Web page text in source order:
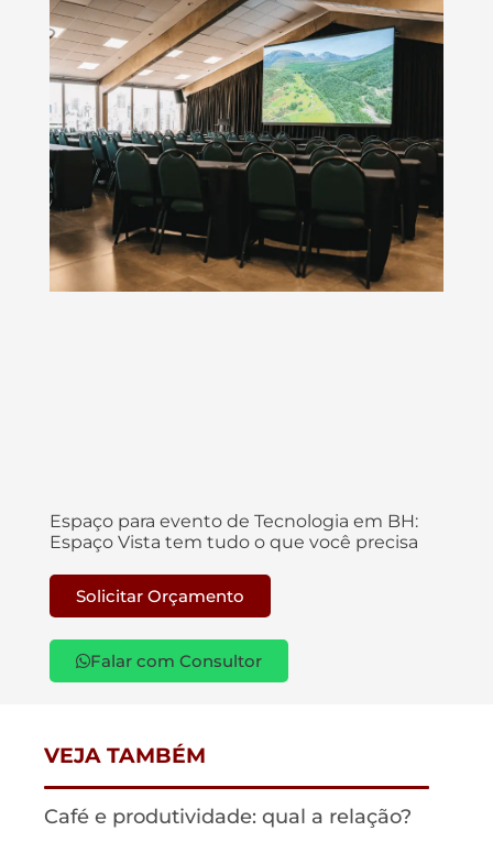
Espaço para evento de Tecnologia em BH:
Espaço Vista tem tudo o que você precisa
Solicitar Orçamento
Falar com Consultor
VEJA TAMBÉM
Café e produtividade: qual a relação?